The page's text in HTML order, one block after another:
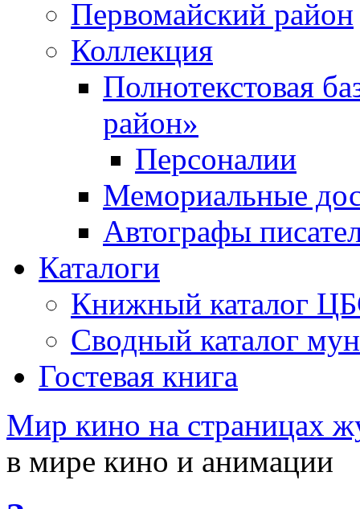
Первомайский район
Коллекция
Полнотекстовая
район»
Персоналии
Мемориальные
Автографы
Каталоги
Книжный каталог
Сводный каталог
Гостевая книга
Мир кино на страницах
в мире кино и анимации